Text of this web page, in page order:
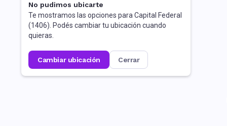
No pudimos ubicarte
Te mostramos las opciones para Capital Federal
(1406). Podés cambiar tu ubicación cuando
quieras.
cambiar ubicación cerrar